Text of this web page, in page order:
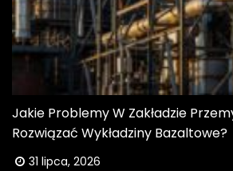
Jakie Problemy W Zakładzie
Rozwiązać Wykładziny Bazaltowe?
31 lipca, 2026